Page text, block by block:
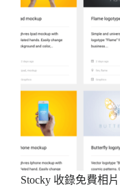
Stocky 收錄免費相